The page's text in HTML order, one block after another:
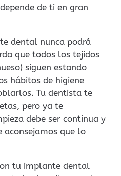
de ti en gran
dental nunca podrá
que todos los tejidos
siguen estando
hábitos de higiene
Tu dentista te
pero ya te
debe ser continua y
aconsejamos que lo
tu implante dental